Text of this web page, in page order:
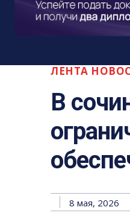
ЛЕНТА
В
8 мая, 2026